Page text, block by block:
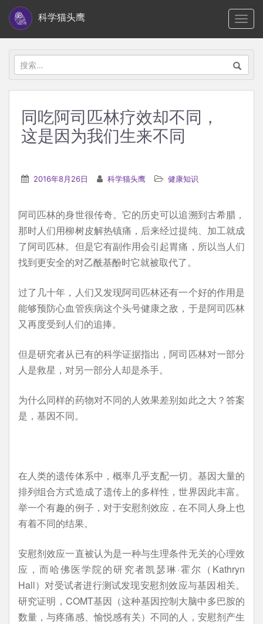
i
科学猫头鹰
搜
索：
同吃阿司匹林疗效却不同，
这是因为我们生来不同
2016年8月26日 科学猫头鹰 健康知识
阿司匹林的身世很传奇。它的历史可以追溯到古希腊，
那时人们用柳树皮解热镇痛，后来经过提纯、加工就成
了阿司匹林。但是它有副作用会引起胃痛，所以当人们
找到更安全的对乙酰基酚时它就被取代了。
过了几十年，人们又发现阿司匹林还有一个好的作用是
能够预防心血管疾病这个头号健康之敌，于是阿司匹林
又再度受到人们的追捧。
但是研究者从已有的科学证据指出，阿司匹林对一部分
人是救星，对另一部分人却是杀手。
为什么同样的药物对不同的人效果差别如此之大？答案
是，基因不同。
在人类的遗传体系中，概率几乎支配一切。基因大量的
排列组合方式造成了遗传上的多样性，世界因此丰富。
举一个有趣的例子，对于安慰剂效应，在不同人身上也
有着不同的结果。
安慰剂效应一直被认为是一种与生理条件无关的心理效
应，而哈佛医学院的研究者凯瑟琳·霍尔（Kathryn
Hall）对受试者进行测试发现安慰剂效应与基因相关。
研究证明，COMT基因（这种基因控制大脑中多巴胺的
数量，与疼痛感、愉悦感有关）不同的人，安慰剂产生